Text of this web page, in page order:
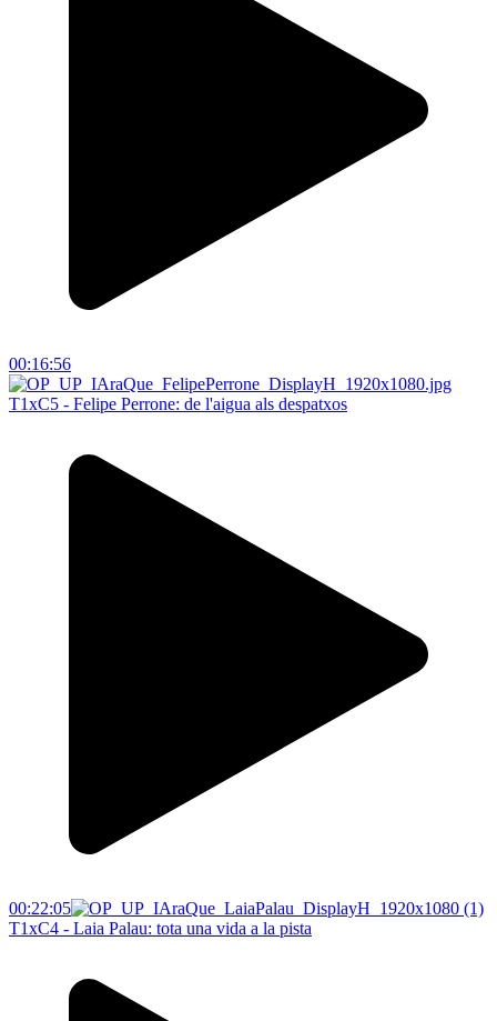
00:16:56
T1xC5 - Felipe Perrone: de l'aigua als despatxos
00:22:05
T1xC4 - Laia Palau: tota una vida a la pista